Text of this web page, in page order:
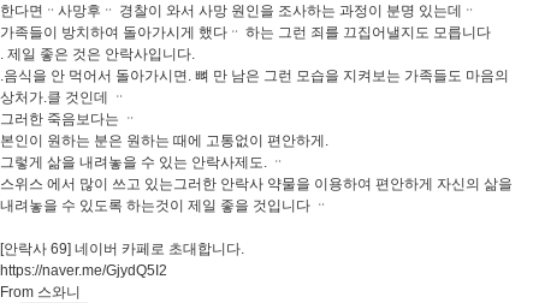
한다면ᆢ사망후ᆢ 경찰이 와서 사망 원인을 조사하는 과정이 분명 있는데ᆢ
가족들이 방치하여 돌아가시게 했다ᆢ 하는 그런 죄를 끄집어낼지도 모릅니다
. 제일 좋은 것은 안락사입니다.
.음식을 안 먹어서 돌아가시면. 뼈 만 남은 그런 모습을 지켜보는 가족들도 마음의
상처가.클 것인데 ᆢ
그러한 죽음보다는 ᆢ
본인이 원하는 분은 원하는 때에 고통없이 편안하게.
그렇게 삶을 내려놓을 수 있는 안락사제도. ᆢ
스위스 에서 많이 쓰고 있는그러한 안락사 약물을 이용하여 편안하게 자신의 삶을
내려놓을 수 있도록 하는것이 제일 좋을 것입니다 ᆢ
[안락사 69] 네이버 카페로 초대합니다.
https://naver.me/GjydQ5I2
From 스와니